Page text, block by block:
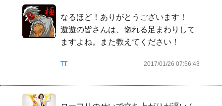
なるほど！ありがとうございます！
遊遊の皆さんは、惚れる足まわりして
ますよね。また教えてください！
TT 2017/01/26 07:56:43